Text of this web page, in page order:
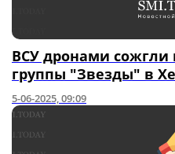
ВСУ дронами
группы "Звезды" в
5-06-2025, 09:09